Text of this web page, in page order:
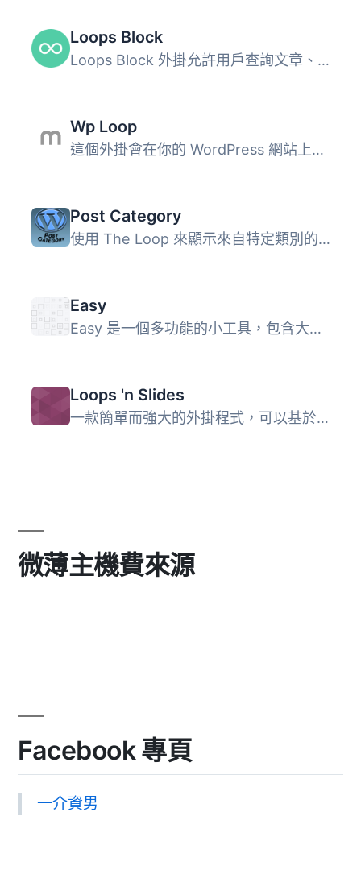
Loops Block
Loops Block 外掛允許用戶查詢文章、使用者和分類法，並以網...
Wp Loop
這個外掛會在你的 WordPress 網站上新增一個小工具，稱為「Wp...
Post Category
使用 The Loop 來顯示來自特定類別的文章。使用 The Loop，外...
Easy
Easy 是一個多功能的小工具，包含大部分常用於 WordPress 模...
Loops 'n Slides
一款簡單而強大的外掛程式，可以基於任何查詢顯示文章迴圈，...
微薄主機費來源
Facebook 專頁
一介資男